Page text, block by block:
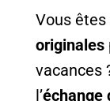
Vous êtes
originales
vacances
l’échange